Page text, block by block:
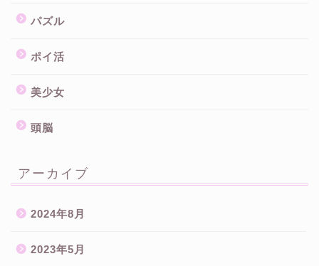
パズル
ポイ活
美少女
頭脳
アーカイブ
2024年8月
2023年5月